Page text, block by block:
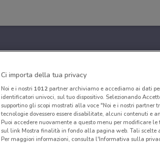
Ci importa della tua privacy
Noi e i nostri 1012partner archiviamo e accediamo ai dati
identificatori univoci, sul tuo dispositivo. Selezionando
supportino gli scopi mostrati alla voce "Noi e i nostri
tecnologie dovessero essere disabilitate, alcuni contenuti e
Puoi accedere nuovamente a questo menu per modificare
sul link Mostra finalità in fondo alla pagina web. Tali scelte
Per maggiori informazioni, consulta l'Informativa sulla